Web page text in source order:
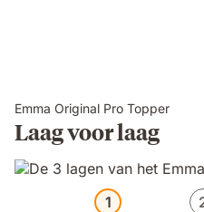
Emma Original Pro Topper
Laag voor laag
1